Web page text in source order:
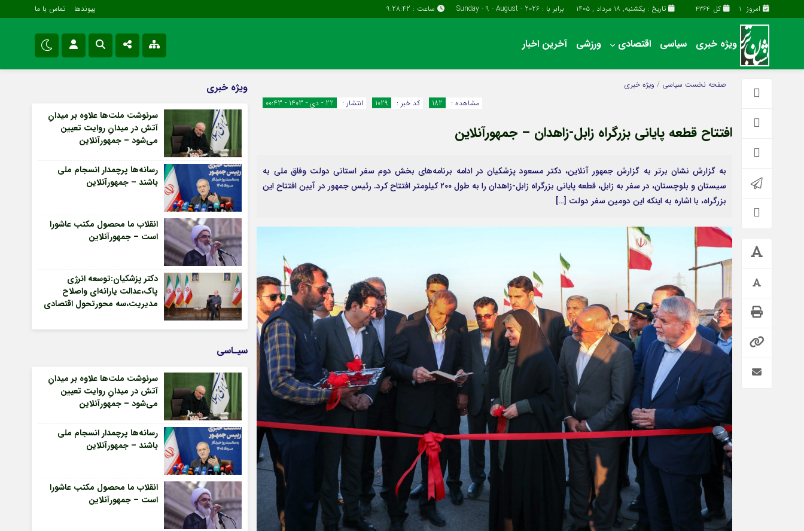
کل 4364 امروز 1 تاریخ : یکشنبه, ۱۸ مرداد , ۱۴۰۵ برابر با : Sunday - 9 - August - 2026 ساعت : 9:28:43 پیوندها تماس با ما
ویژه خبری سیاسی اقتصادی ورزشی آخرین اخبار
سروش
ایتا
آپارات
اپلیکیشن
رمز عبور
مرا به خاطر بسپار
Forget Password
آخرین اخبار
سیاسی
فرهنگی و هنری
حساب مشتری
تماس با ما
سبد خريد
گروه اقتصاد
سیاسی
فرهنگی و هنری
صفحه نخست سیاسی / ویژه خبری
انتشار :
22 - دی - 1403 - 00:43 کد خبر : 1029 مشاهده : 182
افتتاح قطعه پایانی بزرگراه زابل-زاهدان – جمهورآنلاین
به گزارش نشان برتر به گزارش جمهور آنلاین، دکتر مسعود پزشکیان در ادامه برنامه‌های بخش دوم سفر استانی دولت وفاق ملی به
سیستان و بلوچستان، در سفر به زابل، قطعه پایانی بزرگراه زابل-زاهدان را به طول ۲۰۰ کیلومتر افتتاح کرد. رئیس جمهور در آیین افتتاح این
بزرگراه، با اشاره به اینکه این دومین سفر دولت […]
ویژه خبری
سرنوشت ملت‌ها علاوه بر میدانِ
آتش در میدانِ روایت تعیین
می‌شود – جمهورآنلاین
رسانه‌ها پرچمدار انسجام ملی
باشند – جمهورآنلاین
انقلاب ما محصول مکتب عاشورا
است – جمهورآنلاین
دکتر پزشکیان:توسعه انرژی
پاک،عدالت یارانه‌ای واصلاح
مدیریت،سه محورتحول اقتصادی
سیـاسی
سرنوشت ملت‌ها علاوه بر میدانِ
آتش در میدانِ روایت تعیین
می‌شود – جمهورآنلاین
رسانه‌ها پرچمدار انسجام ملی
باشند – جمهورآنلاین
انقلاب ما محصول مکتب عاشورا
است – جمهورآنلاین